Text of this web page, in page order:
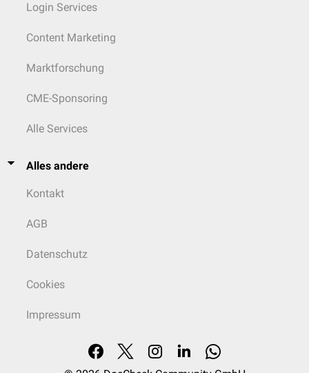
Login Services
Content Marketing
Marktforschung
CME-Sponsoring
Alle Services
Alles andere
Kontakt
AGB
Datenschutz
Cookies
Impressum